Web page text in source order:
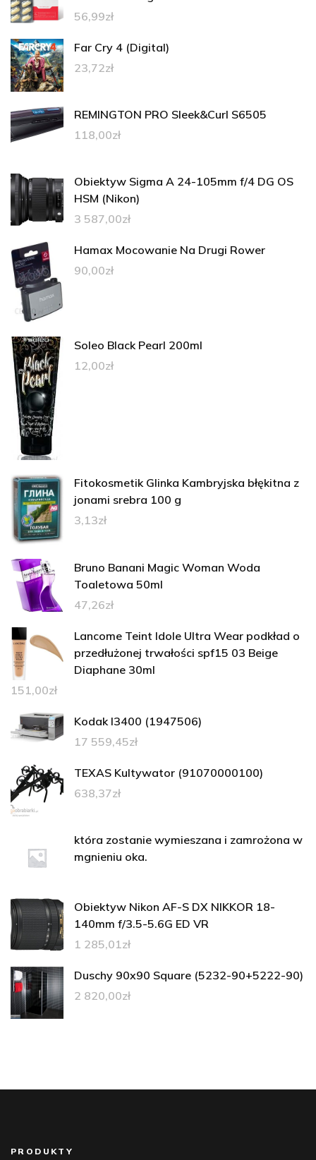
56,99zł
Far Cry 4 (Digital)
23,72zł
REMINGTON PRO Sleek&Curl S6505
118,00zł
Obiektyw Sigma A 24-105mm f/4 DG OS
HSM (Nikon)
3 587,00zł
Hamax Mocowanie Na Drugi Rower
90,00zł
Soleo Black Pearl 200ml
12,00zł
Fitokosmetik Glinka Kambryjska błękitna z
jonami srebra 100 g
3,13zł
Bruno Banani Magic Woman Woda
Toaletowa 50ml
47,26zł
Lancome Teint Idole Ultra Wear podkład o
przedłużonej trwałości spf15 03 Beige
Diaphane 30ml
151,00zł
Kodak I3400 (1947506)
17 559,45zł
TEXAS Kultywator (91070000100)
638,37zł
która zostanie wymieszana i zamrożona w
mgnieniu oka.
Obiektyw Nikon AF-S DX NIKKOR 18-
140mm f/3.5-5.6G ED VR
1 285,01zł
Duschy 90x90 Square (5232-90+5222-90)
2 820,00zł
PRODUKTY